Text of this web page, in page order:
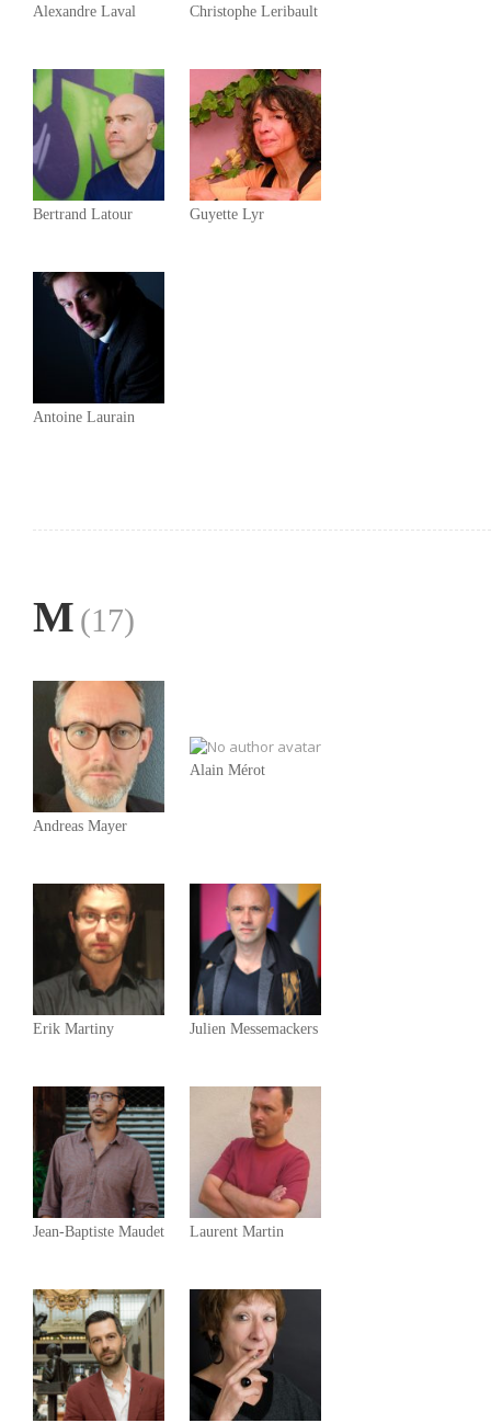
Alexandre Laval Christophe Leribault
Bertrand Latour Guyette Lyr
Antoine Laurain
M (17)
Andreas Mayer
Alain Mérot
Erik Martiny Julien Messemackers
Jean-Baptiste Maudet Laurent Martin